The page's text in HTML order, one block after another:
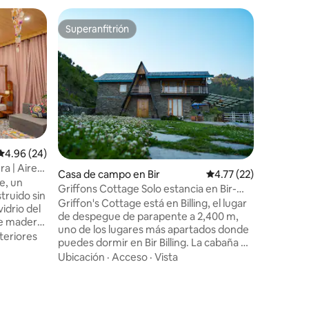
promedio: 4.96 de 5; 24 evaluaciones
4.96 (24)
| Aire
un
sin
del
madera
que
Superanfitrión
Superanfitrión
Casa de campo en Bir Calificación
4.77 (22)
Griffons Cottage Solo estancia en Bir-
Billing al despegue
Griffon's Cottage está en Billing, el lugar
de despegue de parapente a 2,400 m,
uno de los lugares más apartados donde
puedes dormir en Bir Billing. La cabaña es
una casa de dos habitaciones con techo a
Ubicación · Acceso · Vista